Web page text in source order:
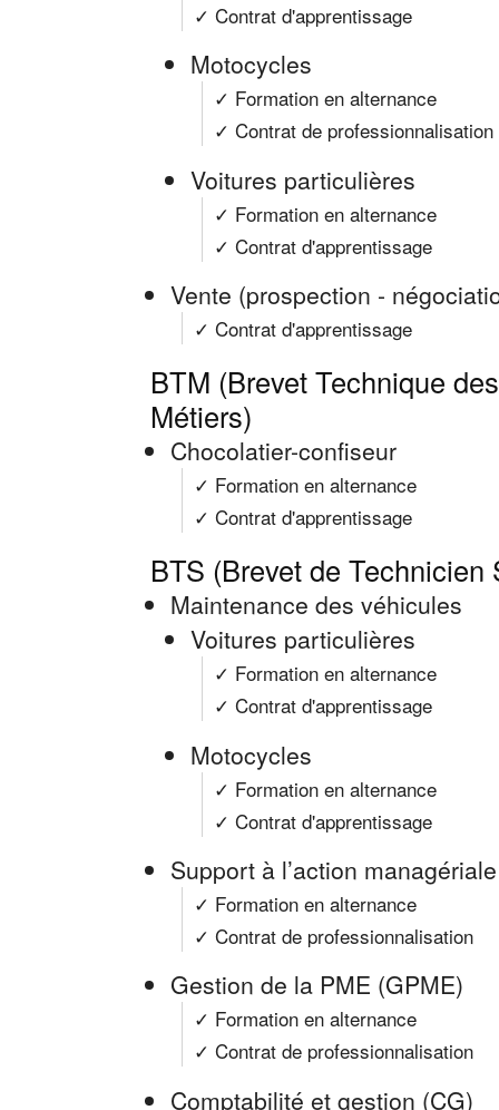
✓ Contrat d'apprentissage
Motocycles
✓ Formation en alternance
✓ Contrat de professionnalisation
Voitures particulières
✓ Formation en alternance
✓ Contrat d'apprentissage
Vente (prospection -
✓ Contrat d'apprentissage
BTM (Brevet Technique
Métiers)
Chocolatier-confiseur
✓ Formation en alternance
✓ Contrat d'apprentissage
BTS (Brevet de Technicien
Maintenance des véhicules
Voitures particulières
✓ Formation en alternance
✓ Contrat d'apprentissage
Motocycles
✓ Formation en alternance
✓ Contrat d'apprentissage
Support à l’action
✓ Formation en alternance
✓ Contrat de professionnalisation
Gestion de la PME (GPME)
✓ Formation en alternance
✓ Contrat de professionnalisation
Comptabilité et gestion (CG)